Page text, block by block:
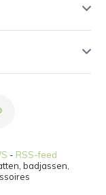
- RSS-feed
badjassen,